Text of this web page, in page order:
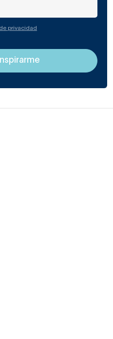
o no.
ideales como elemento
sencillas o con
de las
acabar con las tensiones
privacidad